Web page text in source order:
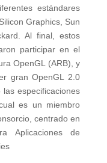
estándares
Graphics, Sun
Al final, estos
participar en el
OpenGL (ARB), y
gran OpenGL 2.0
especificaciones
es un miembro
centrado en
Aplicaciones de